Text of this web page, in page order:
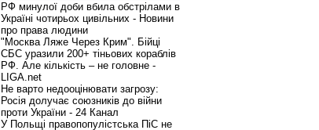
РФ минулої доби вбила обстрілами в
Україні чотирьох цивільних - Новини
про права людини
"Москва Ляже Через Крим". Бійці
СБС уразили 200+ тіньових кораблів
РФ. Але кількість – не головне -
LIGA.net
Не варто недооцінювати загрозу:
Росія долучає союзників до війни
проти України - 24 Канал
У Польщі правопопулістська ПіС не